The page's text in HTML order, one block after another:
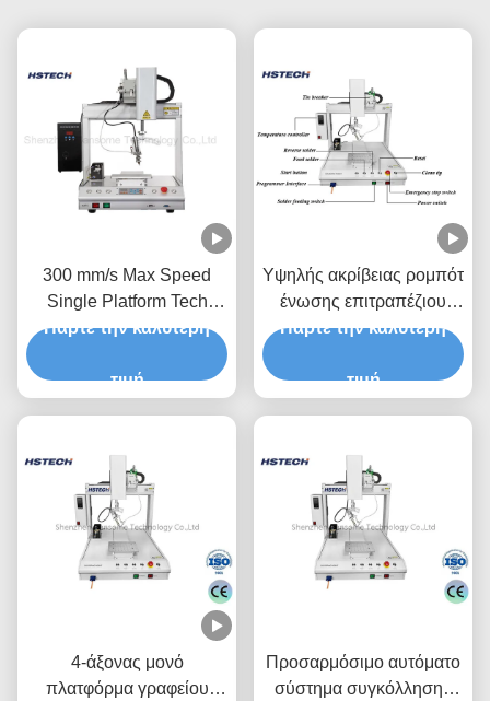
300 mm/s Max Speed
Single Platform Tech
Pendant Ρομποτική
Πάρτε την καλύτερη
τιμή
Υψηλής ακρίβειας ρομπότ
ένωσης επιτραπέζιου
επιπέδου 4 άξων 360
εργασίας
Πάρτε την καλύτερη
τιμή
4-άξονας μονό
πλατφόρμα γραφείου
Προσαρμόσιμο αυτόματο
σύστημα συγκόλλησης